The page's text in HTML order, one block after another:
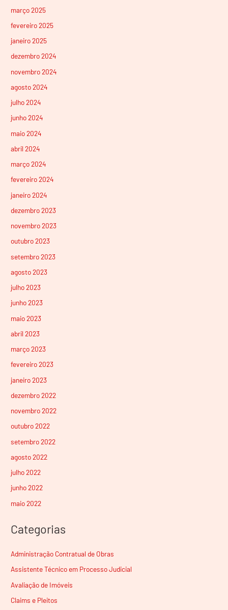
março 2025
fevereiro 2025
janeiro 2025
dezembro 2024
novembro 2024
agosto 2024
julho 2024
junho 2024
maio 2024
abril 2024
março 2024
fevereiro 2024
janeiro 2024
dezembro 2023
novembro 2023
outubro 2023
setembro 2023
agosto 2023
julho 2023
junho 2023
maio 2023
abril 2023
março 2023
fevereiro 2023
janeiro 2023
dezembro 2022
novembro 2022
outubro 2022
setembro 2022
agosto 2022
julho 2022
junho 2022
maio 2022
Categorias
Administração Contratual de Obras
Assistente Técnico em Processo Judicial
Avaliação de Imóveis
Claims e Pleitos